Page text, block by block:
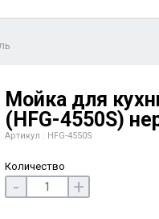
Мойка для
(HFG-4550S)
Артикул : HFG-4550S
Количество
- +